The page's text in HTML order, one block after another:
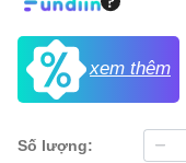
xem thêm
Số lượng: